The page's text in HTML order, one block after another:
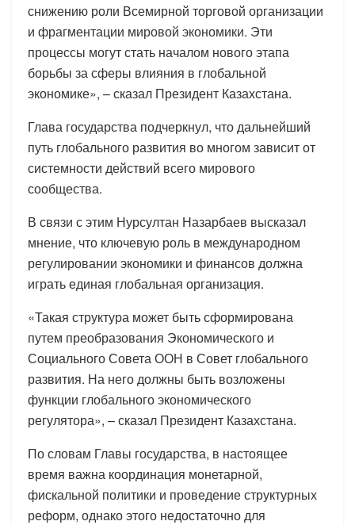
снижению роли Всемирной торговой организации
и фрагментации мировой экономики. Эти
процессы могут стать началом нового этапа
борьбы за сферы влияния в глобальной
экономике», – сказал Президент Казахстана.
Глава государства подчеркнул, что дальнейший
путь глобального развития во многом зависит от
системности действий всего мирового
сообщества.
В связи с этим Нурсултан Назарбаев высказал
мнение, что ключевую роль в международном
регулировании экономики и финансов должна
играть единая глобальная организация.
«Такая структура может быть сформирована
путем преобразования Экономического и
Социального Совета ООН в Совет глобального
развития. На него должны быть возложены
функции глобального экономического
регулятора», – сказал Президент Казахстана.
По словам Главы государства, в настоящее
время важна координация монетарной,
фискальной политики и проведение структурных
реформ, однако этого недостаточно для